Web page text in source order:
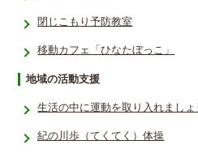
閉じこもり予防教室
移動カフェ「ひなたぼっこ」
地域の活動支援
生活の中に運動を取り入れましょ
紀の川歩（てくてく）体操